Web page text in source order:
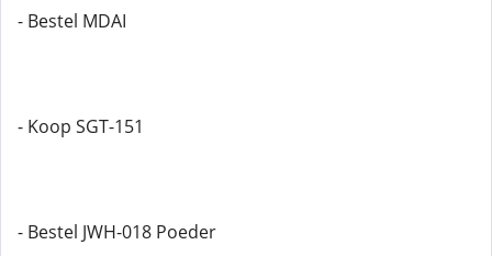
- Bestel MDAI
- Koop SGT-151
- Bestel JWH-018 Poeder